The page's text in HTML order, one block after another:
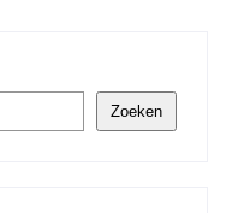
Zoeken